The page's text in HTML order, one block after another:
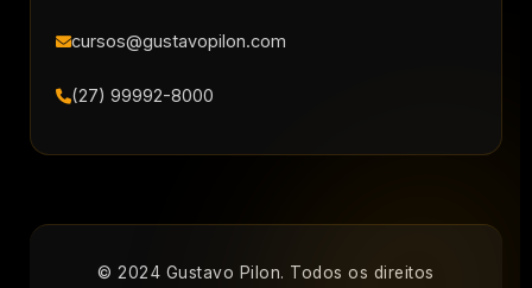
cursos@gustavopilon.com
(27) 99992-8000
© 2024 Gustavo Pilon. Todos os direitos